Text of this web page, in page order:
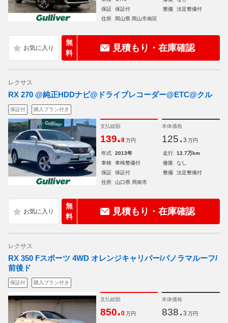
保証
保証付 整備
法定整備付
住所
岡山県 岡山市南区
無
料
見積もり・在庫確認
レクサス
RX 270 @純正HDDナビ@ドライブレコーダー@ETC@クル
保証付 購入プラン付き
支払総額
139.8 万円
本体価格
125. 3 万円
年式 2013年 走行
12.7万km
車検
車検整備付 修復
なし
保証
保証付 整備
法定整備付
住所
山口県 周南市
無
料
見積もり・在庫確認
レクサス
RX 350 Fスポーツ 4WD オレンジキャリパー/パノラマルーフ/
前後ド
保証付 購入プラン付き
支払総額
850.0 万円
本体価格
838. 3 万円